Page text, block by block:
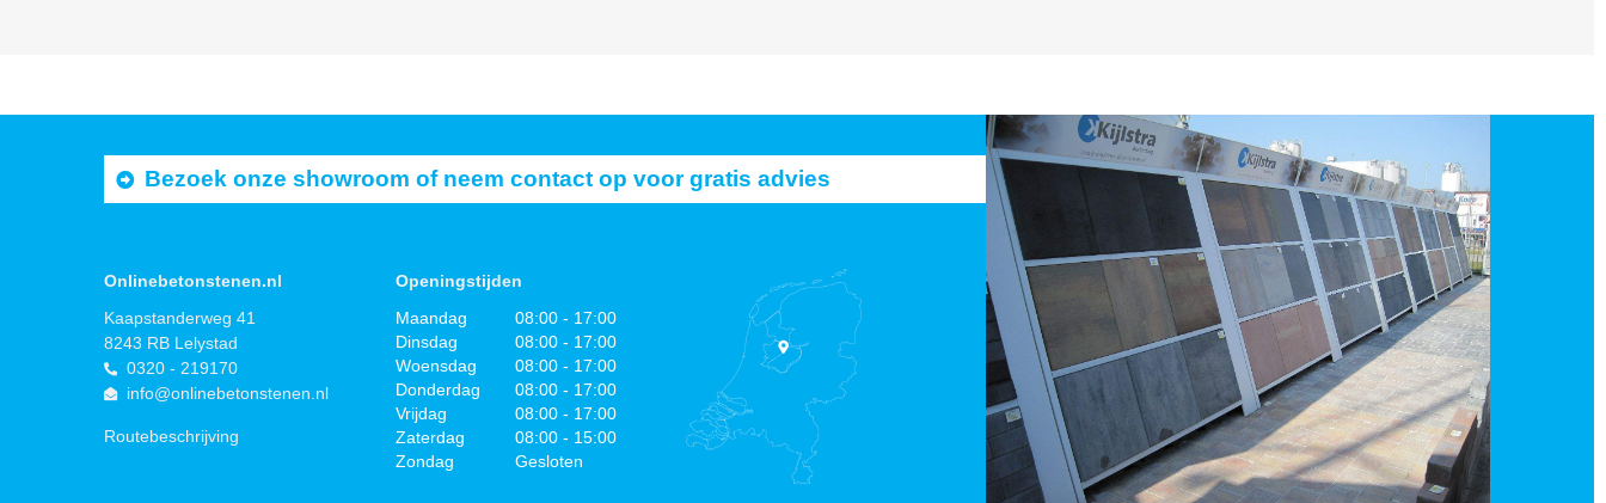
Bezoek onze showroom of neem contact op voor gratis advies
Onlinebetonstenen.nl
Kaapstanderweg 41
8243 RB Lelystad
0320 - 219170
info@onlinebetonstenen.nl
Routebeschrijving
Openingstijden
Maandag
08:00 - 17:00
Dinsdag
08:00 - 17:00
Woensdag
08:00 - 17:00
Donderdag
08:00 - 17:00
Vrijdag
08:00 - 17:00
Zaterdag
08:00 - 15:00
Zondag
Gesloten